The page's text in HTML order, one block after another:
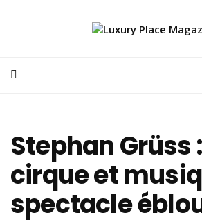
Stephan Grüss
cirque et
spectacle